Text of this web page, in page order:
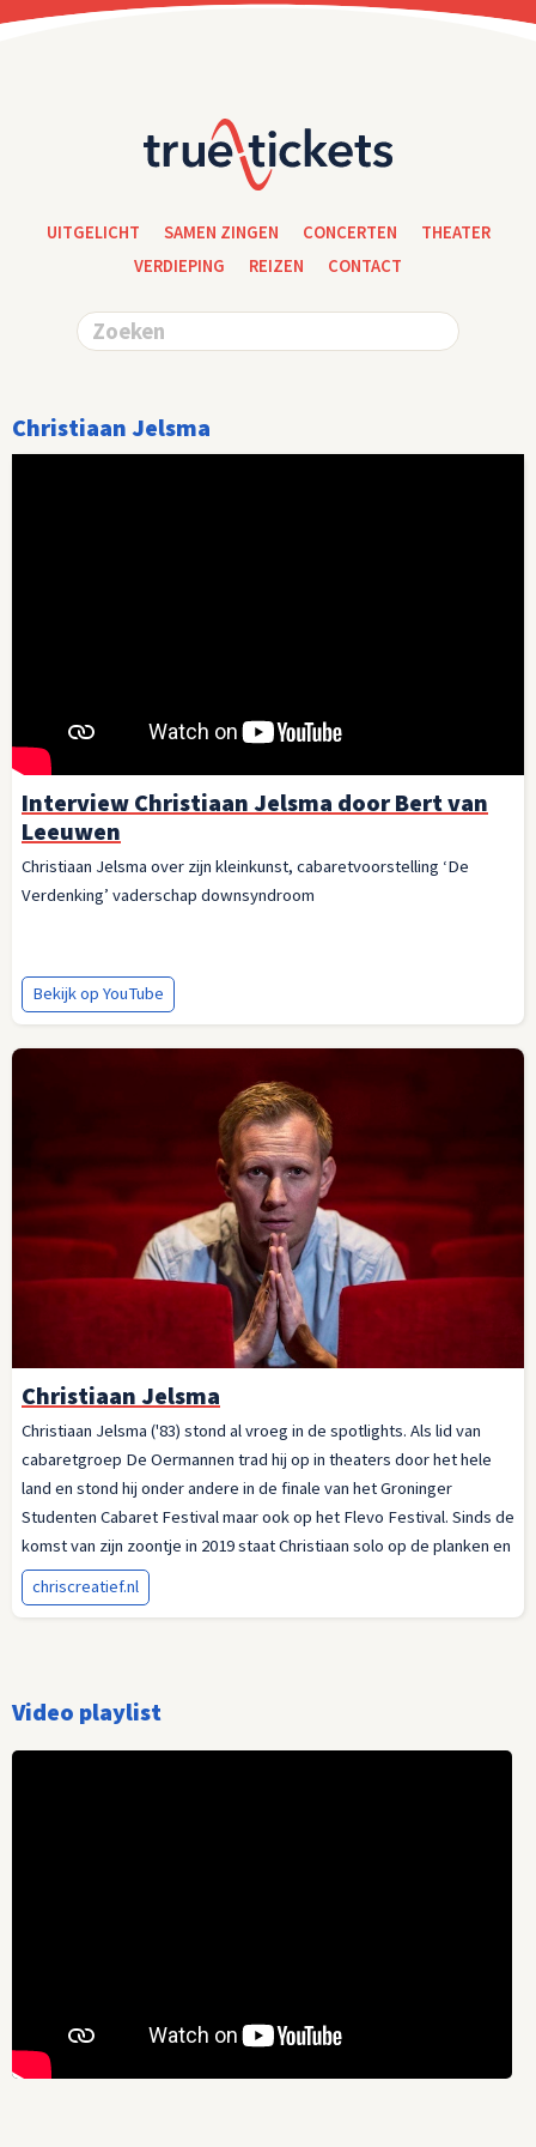
UITGELICHT SAMEN ZINGEN CONCERTEN
THEATER
VERDIEPING
REIZEN CONTACT
Christiaan Jelsma
Interview Christiaan Jelsma door Bert van
Leeuwen
Christiaan Jelsma over zijn kleinkunst, cabaretvoorstelling ‘De
Verdenking’ vaderschap downsyndroom
Bekijk op YouTube
Christiaan Jelsma
Christiaan Jelsma ('83) stond al vroeg in de spotlights. Als lid van
cabaretgroep De Oermannen trad hij op in theaters door het hele
land en stond hij onder andere in de finale van het Groninger
Studenten Cabaret Festival maar ook op het Flevo Festival. Sinds de
komst van zijn zoontje in 2019 staat Christiaan solo op de planken en
deed o.a. mee aan het Cameretten Festival en was hij te zien tijdens
Opwekking.
chriscreatief.nl
Video playlist